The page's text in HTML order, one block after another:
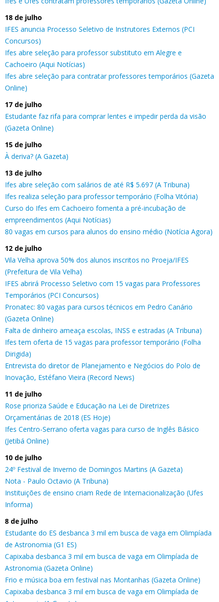
18 de julho
IFES anuncia Processo Seletivo de Instrutores Externos (PCI
Concursos)
Ifes abre seleção para professor substituto em Alegre e
Cachoeiro (Aqui Notícias)
Ifes abre seleção para contratar professores temporários (Gazeta
Online)
17 de julho
Estudante faz rifa para comprar lentes e impedir perda da visão
(Gazeta Online)
15 de julho
À deriva? (A Gazeta)
13 de julho
Ifes abre seleção com salários de até R$ 5.697 (A Tribuna)
Ifes realiza seleção para professor temporário (Folha Vitória)
Curso do Ifes em Cachoeiro fomenta a pré-incubação de
empreendimentos (Aqui Notícias)
80 vagas em cursos para alunos do ensino médio (Notícia Agora)
12 de julho
Vila Velha aprova 50% dos alunos inscritos no Proeja/IFES
(Prefeitura de Vila Velha)
IFES abrirá Processo Seletivo com 15 vagas para Professores
Temporários (PCI Concursos)
Pronatec: 80 vagas para cursos técnicos em Pedro Canário
(Gazeta Online)
Falta de dinheiro ameaça escolas, INSS e estradas (A Tribuna)
Ifes tem oferta de 15 vagas para professor temporário (Folha
Dirigida)
Entrevista do diretor de Planejamento e Negócios do Polo de
Inovação, Estéfano Vieira (Record News)
11 de julho
Rose prioriza Saúde e Educação na Lei de Diretrizes
Orçamentárias de 2018 (ES Hoje)
Ifes Centro-Serrano oferta vagas para curso de Inglês Básico
(Jetibá Online)
10 de julho
24º Festival de Inverno de Domingos Martins (A Gazeta)
Nota - Paulo Octavio (A Tribuna)
Instituições de ensino criam Rede de Internacionalização (Ufes
Informa)
8 de julho
Estudante do ES desbanca 3 mil em busca de vaga em Olimpíada
de Astronomia (G1 ES)
Capixaba desbanca 3 mil em busca de vaga em Olimpíada de
Astronomia (Gazeta Online)
Frio e música boa em festival nas Montanhas (Gazeta Online)
Capixaba desbanca 3 mil em busca de vaga em Olimpíada de